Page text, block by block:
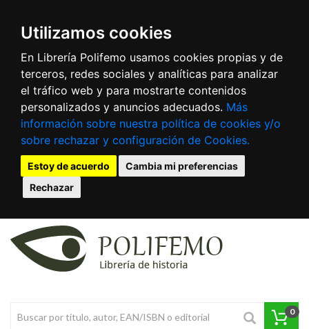
Utilizamos cookies
En Librería Polifemo usamos cookies propias y de
terceros, redes sociales y analíticas para analizar
el tráfico web y para mostrarte contenidos
personalizados y anuncios adecuados. Más
información sobre nuestra política de cookies y/o
sobre rechazar y configuración de Cookies.
Estoy de acuerdo
Cambia mi preferencias
Rechazar
0